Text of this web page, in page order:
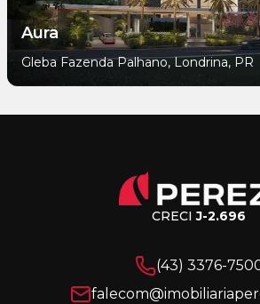
Aura
Gleba Fazenda Palhano, Londrina, PR
CRECIJ-2.696
(43) 3376-